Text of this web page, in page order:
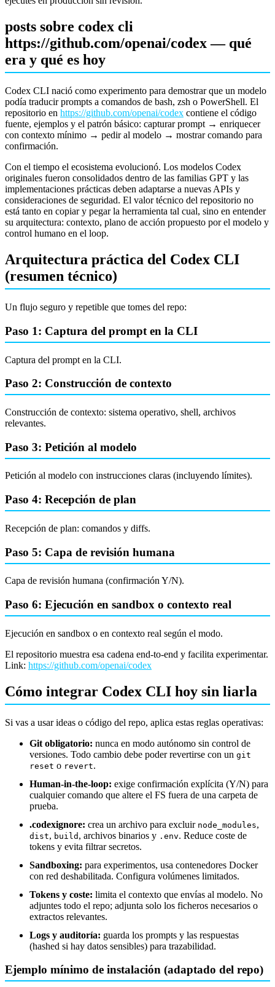
posts sobre codex cli
https://github.com/openai/codex — qué
era y qué es hoy
Codex CLI nació como experimento para demostrar que un modelo
podía traducir prompts a comandos de bash, zsh o PowerShell. El
repositorio en https://github.com/openai/codex contiene el código
fuente, ejemplos y el patrón básico: capturar prompt → enriquecer
con contexto mínimo → pedir al modelo → mostrar comando para
confirmación.
Con el tiempo el ecosistema evolucionó. Los modelos Codex
originales fueron consolidados dentro de las familias GPT y las
implementaciones prácticas deben adaptarse a nuevas APIs y
consideraciones de seguridad. El valor técnico del repositorio no
está tanto en copiar y pegar la herramienta tal cual, sino en entender
su arquitectura: contexto, plano de acción propuesto por el modelo y
control humano en el loop.
Arquitectura práctica del Codex CLI
(resumen técnico)
Un flujo seguro y repetible que tomes del repo:
Paso 1: Captura del prompt en la CLI
Captura del prompt en la CLI.
Paso 2: Construcción de contexto
Construcción de contexto: sistema operativo, shell, archivos
relevantes.
Paso 3: Petición al modelo
Petición al modelo con instrucciones claras (incluyendo límites).
Paso 4: Recepción de plan
Recepción de plan: comandos y diffs.
Paso 5: Capa de revisión humana
Capa de revisión humana (confirmación Y/N).
Paso 6: Ejecución en sandbox o contexto real
Ejecución en sandbox o en contexto real según el modo.
El repositorio muestra esa cadena end-to-end y facilita experimentar.
Link: https://github.com/openai/codex
Cómo integrar Codex CLI hoy sin liarla
Si vas a usar ideas o código del repo, aplica estas reglas operativas:
Git obligatorio: nunca en modo autónomo sin control de
versiones. Todo cambio debe poder revertirse con un git
reset o revert.
Human-in-the-loop: exige confirmación explícita (Y/N) para
cualquier comando que altere el FS fuera de una carpeta de
prueba.
.codexignore: crea un archivo para excluir node_modules,
dist, build , archivos binarios y .env. Reduce coste de
tokens y evita filtrar secretos.
Sandboxing: para experimentos, usa contenedores Docker
con red deshabilitada. Configura volúmenes limitados.
Tokens y coste: limita el contexto que envías al modelo. No
adjuntes todo el repo; adjunta solo los ficheros necesarios o
extractos relevantes.
Logs y auditoría: guarda los prompts y las respuestas
(hashed si hay datos sensibles) para trazabilidad.
Ejemplo mínimo de instalación (adaptado del repo)